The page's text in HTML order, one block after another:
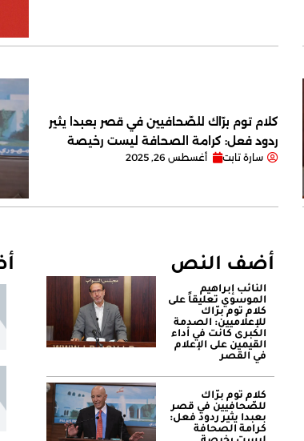
كلام توم برّاك للصّحافيين في قصر بعبدا يثير
ردود فعل: كرامة الصحافة ليست رخيصة
سارة تابت أغسطس 26, 2025
أضف النص
النائب إبراهيم
الموسوي تعليقاً على
كلام توم برّاك
للإعلاميين: الصدمة
الكبرى كانت في أداء
القيمين على ‏الإعلام
في القصر
كلام توم برّاك
للصّحافيين في قصر
بعبدا يثير ردود فعل:
كرامة الصحافة